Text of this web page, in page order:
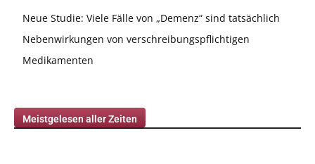
Neue Studie: Viele Fälle von „Demenz“ sind tatsächlich
Nebenwirkungen von verschreibungspflichtigen
Medikamenten
Meistgelesen aller Zeiten